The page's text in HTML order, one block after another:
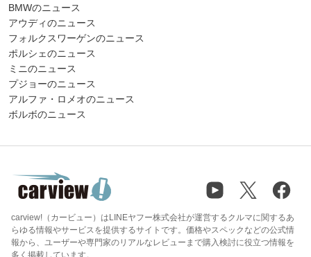
BMWのニュース
アウディのニュース
フォルクスワーゲンのニュース
ポルシェのニュース
ミニのニュース
プジョーのニュース
アルファ・ロメオのニュース
ボルボのニュース
carview!（カービュー）はLINEヤフー株式会社が運営するクルマに関するあ
らゆる情報やサービスを提供するサイトです。価格やスペックなどの公式情
報から、ユーザーや専門家のリアルなレビューまで購入検討に役立つ情報を
多く掲載しています。